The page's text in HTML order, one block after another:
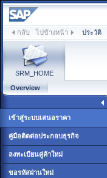
กลับ ไปข้างหน้า ประวัติ
SRM_HOME
Overview
เข้าสู่ระบบเสนอราคา
คู่มือติดต่อประกอบธุรกิจ
ลงทะเบียนคู่ค้าใหม่
ขอรหัสผ่านใหม่